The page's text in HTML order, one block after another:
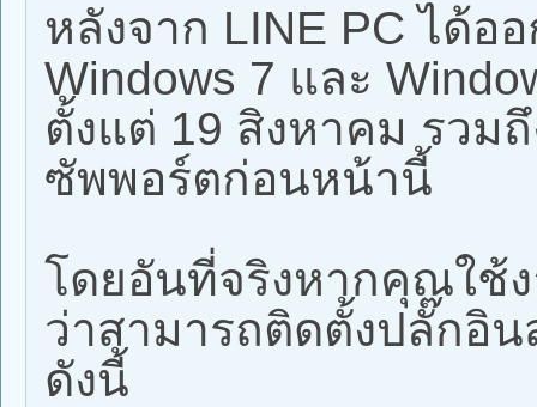
หลังจาก LINE PC ได้อ
Windows 7 และ
ตั้งแต่ 19 สิงหาคม รวม
ซัพพอร์ตก่อนหน้านี้
โดยอันที่จริงหากคุณใช้
ว่าสามารถติดตั้งปลั๊กอิ
ดังนี้